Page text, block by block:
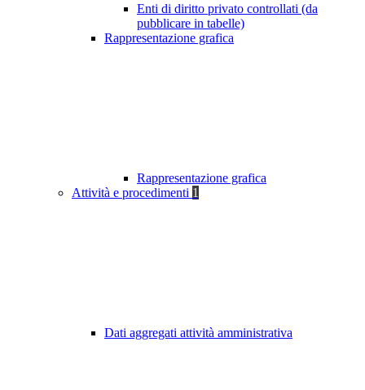
Enti di diritto privato controllati (da
pubblicare in tabelle)
Rappresentazione grafica
Rappresentazione grafica
Attività e procedimenti 1
Dati aggregati attività amministrativa